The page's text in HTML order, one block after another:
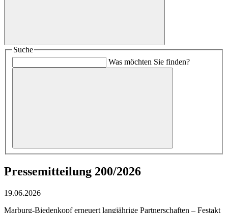
Suche
Was möchten Sie finden?
Pressemitteilung 200/2026
19.06.2026
Marburg-Biedenkopf erneuert langjährige Partnerschaften – Festakt